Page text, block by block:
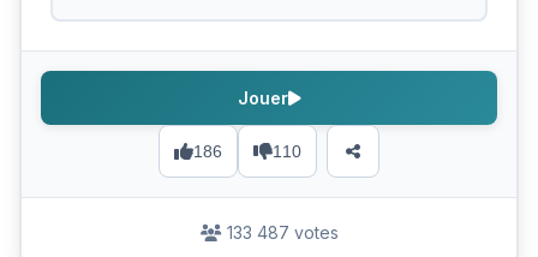
186 110
Jouer
133 487 votes